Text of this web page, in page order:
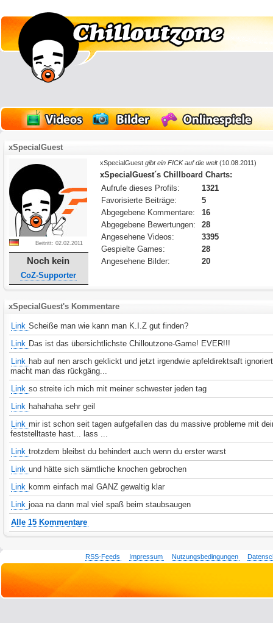
xSpecialGuest
Beitritt: 02.02.2011
Noch kein
CoZ-Supporter
xSpecialGuestgibt ein FICK auf die welt(10.08.2011)
xSpecialGuest´s Chillboard Charts:
Aufrufe dieses Profils:
1321
Favorisierte Beiträge:
5
Abgegebene Kommentare:
16
Abgegebene Bewertungen:
28
Angesehene Videos:
3395
Gespielte Games:
28
Angesehene Bilder:
20
xSpecialGuest's Kommentare
Link Scheiße man wie kann man K.I.Z gut finden?
Link Das ist das übersichtlichste Chilloutzone-Game! EVER!!!
Link hab auf nen arsch geklickt und jetzt irgendwie apfeldirektsaft
macht man das rückgäng...
Link so streite ich mich mit meiner schwester jeden tag
Link hahahaha sehr geil
Link mir ist schon seit tagen aufgefallen das du massive probleme mit
feststelltaste hast... lass ...
Link trotzdem bleibst du behindert auch wenn du erster warst
Link und hätte sich sämtliche knochen gebrochen
Link komm einfach mal GANZ gewaltig klar
Link joaa na dann mal viel spaß beim staubsaugen
Alle 15 Kommentare
RSS-Feeds Impressum Nutzungsbedingungen